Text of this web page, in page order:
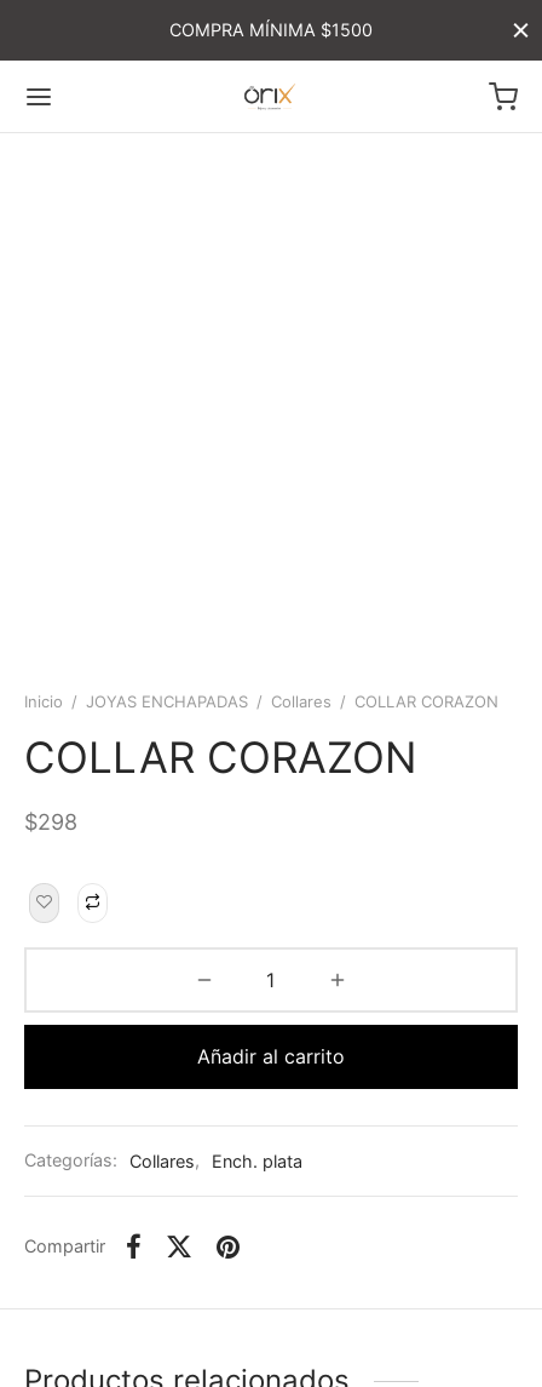
COMPRA MÍNIMA $1500
Inicio / JOYAS ENCHAPADAS / Collares / COLLAR CORAZON
COLLAR CORAZON
$298
Añadir al carrito
Categorías: Collares, Ench. plata
Compartir